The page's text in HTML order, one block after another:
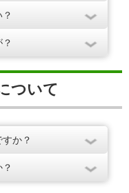
ついて
か？